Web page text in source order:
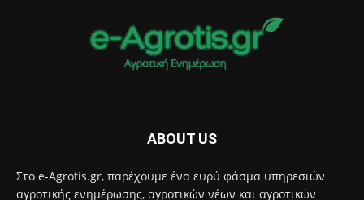
ABOUT US
Στο e-Agrotis.gr, παρέχουμε ένα ευρύ φάσμα υπηρεσιών
αγροτικής ενημέρωσης, αγροτικών νέων και αγροτικών